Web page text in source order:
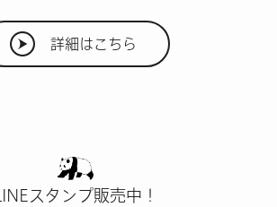
詳細はこちら
LINEスタンプ販売中！